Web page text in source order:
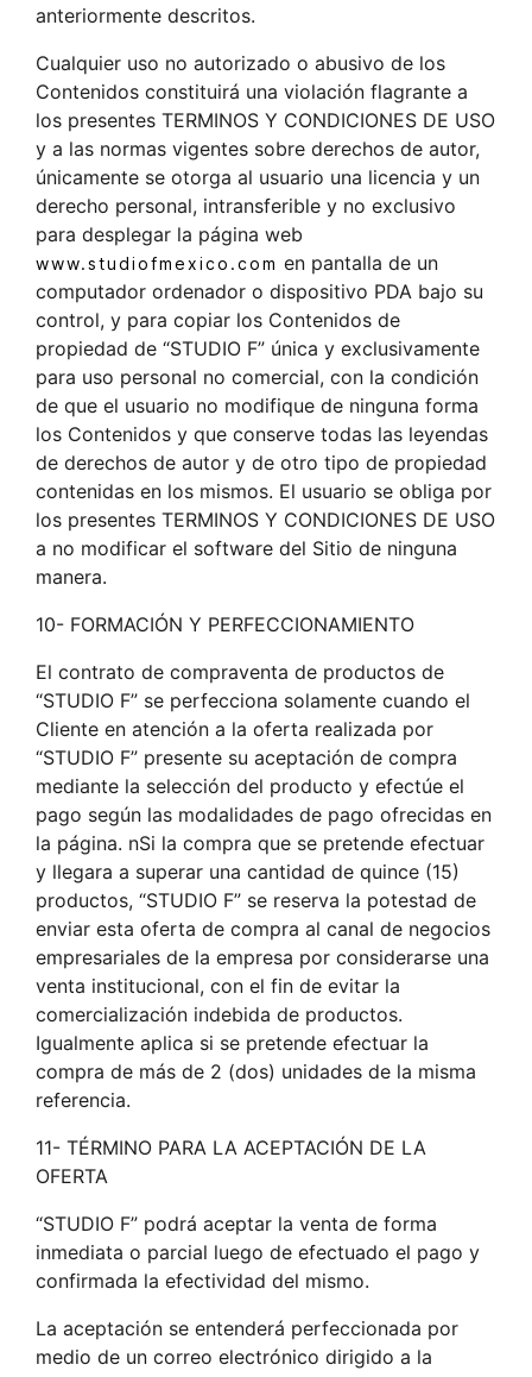
anteriormente descritos.
Cualquier uso no autorizado o abusivo de los
Contenidos constituirá una violación flagrante a
los presentes TERMINOS Y CONDICIONES DE USO
y a las normas vigentes sobre derechos de autor,
únicamente se otorga al usuario una licencia y un
derecho personal, intransferible y no exclusivo
para desplegar la página web
www.studiofmexico.com en pantalla de un
computador ordenador o dispositivo PDA bajo su
control, y para copiar los Contenidos de
propiedad de “STUDIO F” única y exclusivamente
para uso personal no comercial, con la condición
de que el usuario no modifique de ninguna forma
los Contenidos y que conserve todas las leyendas
de derechos de autor y de otro tipo de propiedad
contenidas en los mismos. El usuario se obliga por
los presentes TERMINOS Y CONDICIONES DE USO
a no modificar el software del Sitio de ninguna
manera.
10- FORMACIÓN Y PERFECCIONAMIENTO
El contrato de compraventa de productos de
“STUDIO F” se perfecciona solamente cuando el
Cliente en atención a la oferta realizada por
“STUDIO F” presente su aceptación de compra
mediante la selección del producto y efectúe el
pago según las modalidades de pago ofrecidas en
la página. nSi la compra que se pretende efectuar
y llegara a superar una cantidad de quince (15)
productos, “STUDIO F” se reserva la potestad de
enviar esta oferta de compra al canal de negocios
empresariales de la empresa por considerarse una
venta institucional, con el fin de evitar la
comercialización indebida de productos.
Igualmente aplica si se pretende efectuar la
compra de más de 2 (dos) unidades de la misma
referencia.
11- TÉRMINO PARA LA ACEPTACIÓN DE LA
OFERTA
“STUDIO F” podrá aceptar la venta de forma
inmediata o parcial luego de efectuado el pago y
confirmada la efectividad del mismo.
La aceptación se entenderá perfeccionada por
medio de un correo electrónico dirigido a la